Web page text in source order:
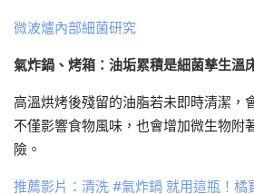
微波爐內部細菌研究
氣炸鍋、烤箱：油垢累積是細菌孳生溫
高溫烘烤後殘留的油脂若未即時清潔，
不僅影響食物風味，也會增加微生物附
險。
推薦影片：清洗 #氣炸鍋 就用這瓶！橘